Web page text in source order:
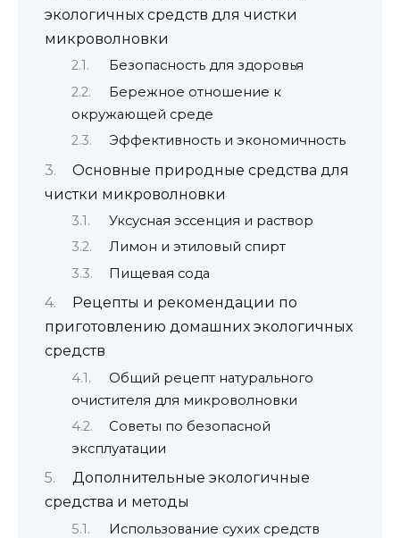
экологичных средств для чистки
микроволновки
Безопасность для здоровья
Бережное отношение к
окружающей среде
Эффективность и экономичность
Основные природные средства для
чистки микроволновки
Уксусная эссенция и раствор
Лимон и этиловый спирт
Пищевая сода
Рецепты и рекомендации по
приготовлению домашних экологичных
средств
Общий рецепт натурального
очистителя для микроволновки
Советы по безопасной
эксплуатации
Дополнительные экологичные
средства и методы
Использование сухих средств